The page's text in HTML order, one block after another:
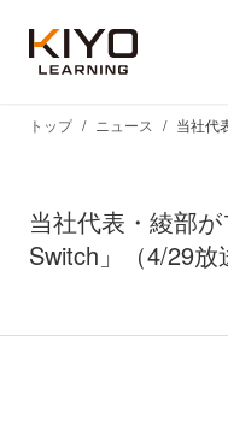
当社代表・綾部
Switch」（4/29放
トップ ニュース